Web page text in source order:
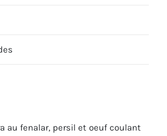
au fenalar, persil et oeuf coulant